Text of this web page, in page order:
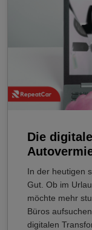
Die
In der heutigen
Gut. Ob im
möchte mehr
Büros aufsuchen.
digitalen